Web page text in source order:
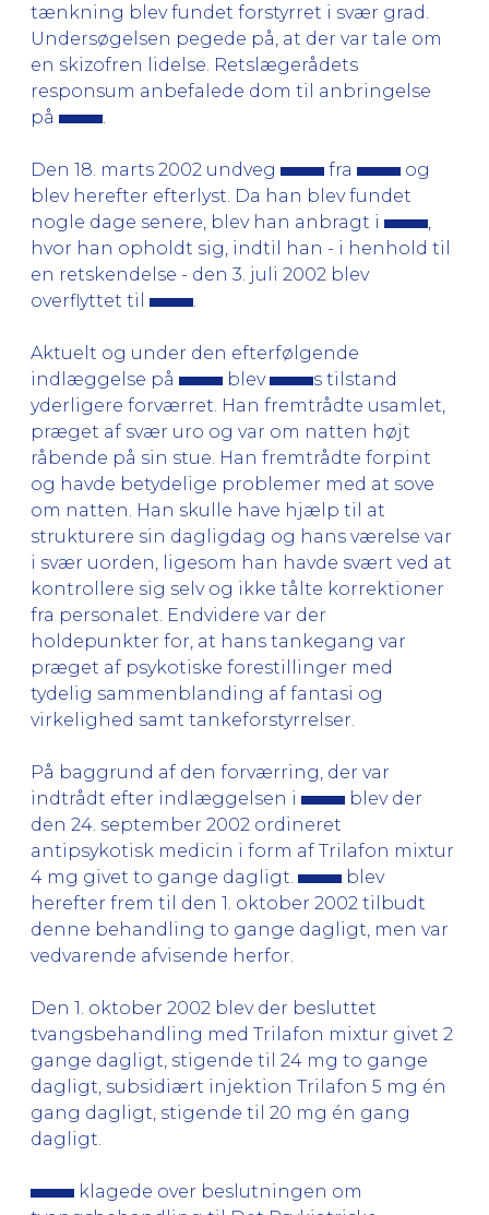
tænkning blev fundet forstyrret i svær grad.
Undersøgelsen pegede på, at der var tale om
en skizofren lidelse. Retslægerådets
responsum anbefalede dom til anbringelse
på
Den 18. marts 2002 undveg fra
og
blev herefter efterlyst. Da han blev fundet
nogle dage senere, blev han anbragt i
hvor han opholdt sig, indtil han - i henhold til
en retskendelse - den 3. juli 2002 blev
overflyttet til
Aktuelt og under den efterfølgende
indlæggelse på
blev
s tilstand
yderligere forværret. Han fremtrådte usamlet,
præget af svær uro og var om natten højt
råbende på sin stue. Han fremtrådte forpint
og havde betydelige problemer med at sove
om natten. Han skulle have hjælp til at
strukturere sin dagligdag og hans værelse var
i svær uorden, ligesom han havde svært ved at
kontrollere sig selv og ikke tålte korrektioner
fra personalet. Endvidere var der
holdepunkter for, at hans tankegang var
præget af psykotiske forestillinger med
tydelig sammenblanding af fantasi og
virkelighed samt tankeforstyrrelser.
På baggrund af den forværring, der var
indtrådt efter indlæggelsen i
blev der
den 24. september 2002 ordineret
antipsykotisk medicin i form af Trilafon mixtur
4 mg givet to gange dagligt.
blev
herefter frem til den 1. oktober 2002 tilbudt
denne behandling to gange dagligt, men var
vedvarende afvisende herfor.
Den 1. oktober 2002 blev der besluttet
tvangsbehandling med Trilafon mixtur givet 2
gange dagligt, stigende til 24 mg to gange
dagligt, subsidiært injektion Trilafon 5 mg én
gang dagligt, stigende til 20 mg én gang
dagligt.
klagede over beslutningen om